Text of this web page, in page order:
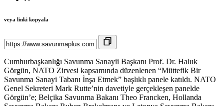
veya linki kopyala
Cumhurbaşkanlığı Savunma Sanayii Başkanı Prof. Dr. Haluk
Görgün, NATO Zirvesi kapsamında düzenlenen “Müttefik Bir
Savunma Sanayi Tabanı İnşa Etmek” başlıklı panele katıldı. NATO
Genel Sekreteri Mark Rutte’nin davetiyle gerçekleşen panelde
Görgün’e; Belçika Savunma Bakanı Theo Francken, Hollanda